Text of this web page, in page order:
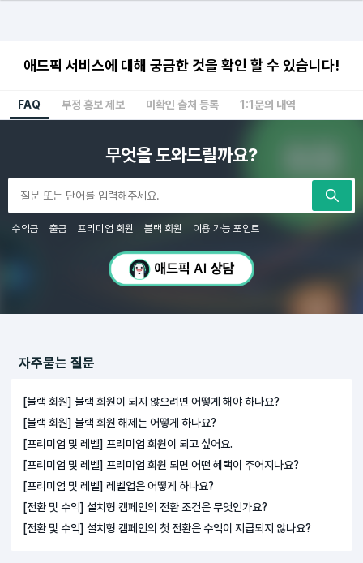
애드픽 서비스에 대해 궁금한 것을 확인 할 수 있습니다!
FAQ 부정 홍보 제보 미확인 출처 등록 1:1문의 내역
무엇을 도와드릴까요?
수익금 출금 프리미엄 회원 블랙 회원 이용 가능 포인트
자주묻는 질문
[블랙 회원] 블랙 회원이 되지 않으려면 어떻게 해야 하나요?
[블랙 회원] 블랙 회원 해제는 어떻게 하나요?
[프리미엄 및 레벨] 프리미엄 회원이 되고 싶어요.
[프리미엄 및 레벨] 프리미엄 회원 되면 어떤 혜택이 주어지나요?
[프리미엄 및 레벨] 레벨업은 어떻게 하나요?
[전환 및 수익] 설치형 캠페인의 전환 조건은 무엇인가요?
[전환 및 수익] 설치형 캠페인의 첫 전환은 수익이 지급되지 않나요?